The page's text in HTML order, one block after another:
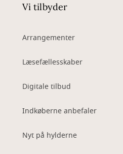
Vi tilbyder
Arrangementer
Læsefællesskaber
Digitale tilbud
Indkøberne anbefaler
Nyt på hylderne